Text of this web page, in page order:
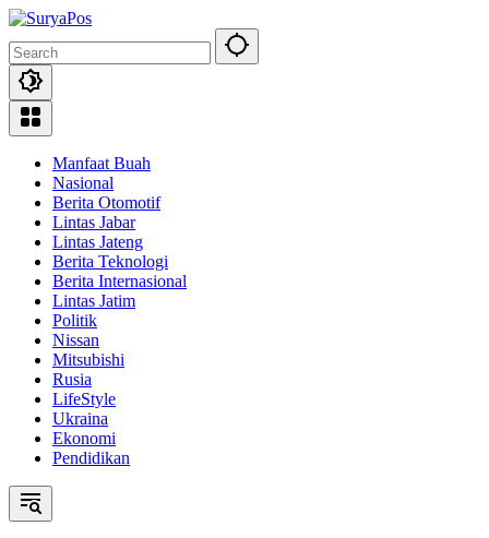
Skip
content
Manfaat Buah
Nasional
Berita Otomotif
Lintas Jabar
Lintas Jateng
Berita Teknologi
Berita Internasional
Lintas Jatim
Politik
Nissan
Mitsubishi
Rusia
LifeStyle
Ukraina
Ekonomi
Pendidikan